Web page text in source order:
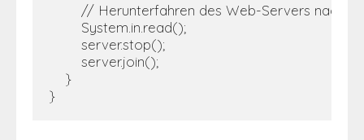
// Herunterfahren des Web-Servers
        System.in.read();
        server.stop();
        server.join();
    }
}